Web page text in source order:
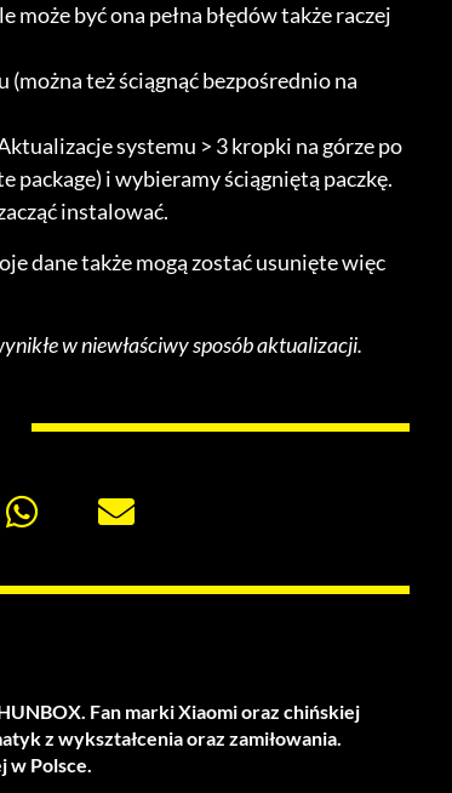
być ona pełna błędów także raczej
też ściągnąć bezpośrednio na
systemu > 3 kropki na górze po
package) i wybieramy ściągniętą paczkę.
instalować.
dane także mogą zostać usunięte więc
w niewłaściwy sposób aktualizacji.
Fan marki Xiaomi oraz chińskiej
z wykształcenia oraz zamiłowania.
w Polsce.